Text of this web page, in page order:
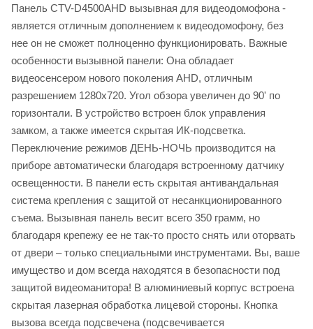
Панель CTV-D4500AHD вызывная для видеодомофона -
является отличным дополнением к видеодомофону, без
нее он не сможет полноценно функционировать. Важные
особенности вызывной панели: Она обладает
видеосенсером нового поколения AHD, отличным
разрешением 1280х720. Угол обзора увеличен до 90' по
горизонтали. В устройство встроен блок управления
замком, а также имеется скрытая ИК-подсветка.
Переключение режимов ДЕНЬ-НОЧЬ производится на
приборе автоматически благодаря встроенному датчику
освещенности. В панели есть скрытая антивандальная
система крепления с защитой от несанкционированного
съема. Вызывная панель весит всего 350 грамм, но
благодаря крепежу ее не так-то просто снять или оторвать
от двери – только специальными инструментами. Вы, ваше
имущество и дом всегда находятся в безопасности под
защитой видеоманитора! В алюминиевый корпус встроена
скрытая лазерная обработка лицевой стороны. Кнопка
вызова всегда подсвечена (подсвечивается